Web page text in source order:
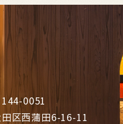
0051
区西蒲田6-16-11